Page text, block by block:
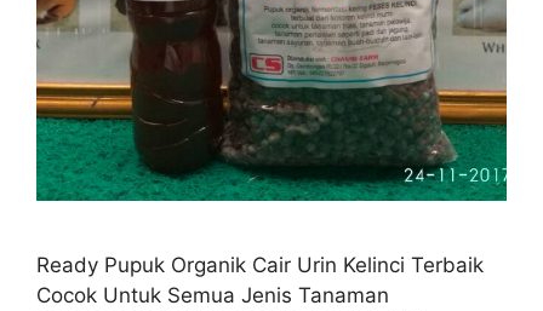
Ready Pupuk Organik Cair Urin Kelinci Terbaik
Cocok Untuk Semua Jenis Tanaman